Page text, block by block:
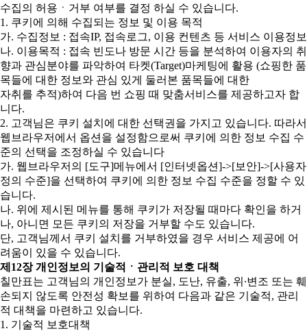
수집의 허용ㆍ거부 여부를 결정 하실 수 있습니다.
1. 쿠키에 의해 수집되는 정보 및 이용 목적
가. 수집정보 : 접속IP, 접속로그, 이용 컨텐츠 등 서비스 이용정보
나. 이용목적 : 접속 빈도나 방문 시간 등을 분석하여 이용자의 취
향과 관심분야를 파악하여 타켓(Target)마케팅에 활용 (쇼핑한 품
목들에 대한 정보와 관심 있게 둘러본 품목들에 대한
자취를 추적)하여 다음 번 쇼핑 때 맞춤서비스를 제공하고자 합
니다.
2. 고객님은 쿠키 설치에 대한 선택권을 가지고 있습니다. 따라서
웹브라우저에서 옵션을 설정함으로써 쿠키에 의한 정보 수집 수
준의 선택을 조정하실 수 있습니다
가. 웹브라우저의 [도구]메뉴에서 [인터넷옵션]->[보안]->[사용자
정의 수준]을 선택하여 쿠키에 의한 정보 수집 수준을 정할 수 있
습니다.
나. 위에 제시된 메뉴를 통해 쿠키가 저장될 때마다 확인을 하거
나, 아니면 모든 쿠키의 저장을 거부할 수도 있습니다.
단, 고객님께서 쿠키 설치를 거부하였을 경우 서비스 제공에 어
려움이 있을 수 있습니다.
제12장 개인정보의 기술적ㆍ관리적 보호 대책
칠만표는 고객님의 개인정보가 분실, 도난, 유출, 위∙변조 또는 훼
손되지 않도록 안전성 확보를 위하여 다음과 같은 기술적, 관리
적 대책을 마련하고 있습니다.
1. 기술적 보호대책